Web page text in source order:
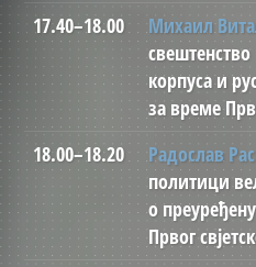
17.40–18.00
Михаил
свештенство
корпуса и
за време
18.00–18.20
Радослав
политици
о
Првог